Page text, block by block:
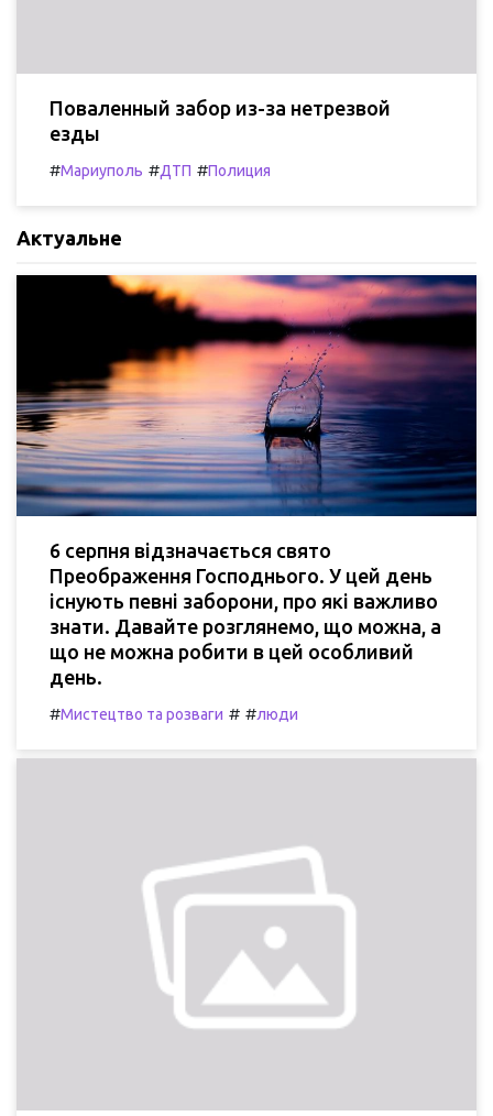
Поваленный забор из-за нетрезвой
езды
#Мариуполь #ДТП #Полиция
Актуальне
6 серпня відзначається свято
Преображення Господнього. У цей день
існують певні заборони, про які важливо
знати. Давайте розглянемо, що можна, а
що не можна робити в цей особливий
день.
#Мистецтво та розваги # #люди